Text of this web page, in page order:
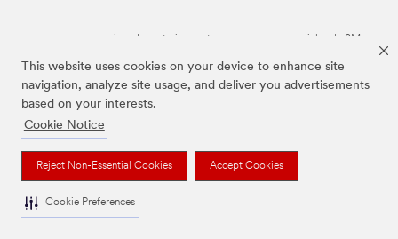
This website uses cookies on your device to enhance site
navigation, analyze site usage, and deliver you advertisements
based on your interests.
Cookie Notice
Reject Non-Essential Cookies Accept Cookies
Cookie Preferences
Las marcas mencionadas anteriormente son marcas comerciales de 3M.